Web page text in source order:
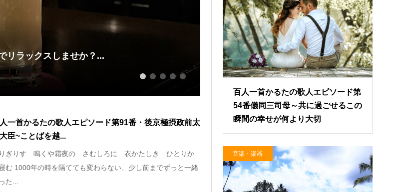
リラックスしませか？... 小倉百人一首の選者登場！～百人一首かるた
2022.11.13
1 2 3 4 5
一首かるたの歌人エピソード第91番・後京極摂政前太
臣~ことばを越...
ぎりす 鳴くや霜夜の さむしろに 衣かたしき ひとりか
む 1000年の時を隔てても変わらない、少し前までずっと一緒
た...
百人一首かるたの歌人エピソード第
54番儀同三司母～共に過ごせるこの
瞬間の幸せが何より大切
音楽・楽器